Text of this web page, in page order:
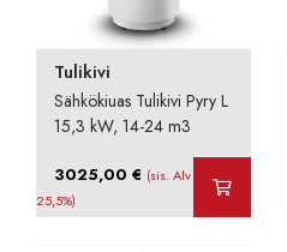
Tulikivi
Sähkökiuas Tulikivi Pyry L
15,3 kW, 14-24 m3
3025,00€ (sis. Alv
25,5%)